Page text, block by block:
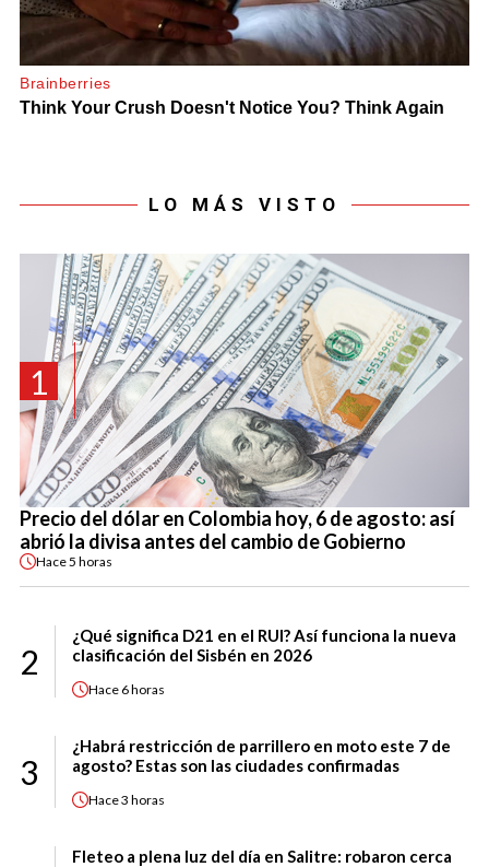
LO MÁS VISTO
1
Precio del dólar en Colombia hoy, 6 de agosto: así
abrió la divisa antes del cambio de Gobierno
Hace5 horas
2
¿Qué significa D21 en el RUI? Así funciona la nueva
clasificación del Sisbén en 2026
Hace 6 horas
3
¿Habrá restricción de parrillero en moto este 7 de
agosto? Estas son las ciudades confirmadas
Hace3 horas
Fleteo a plena luz del día en Salitre: robaron cerca